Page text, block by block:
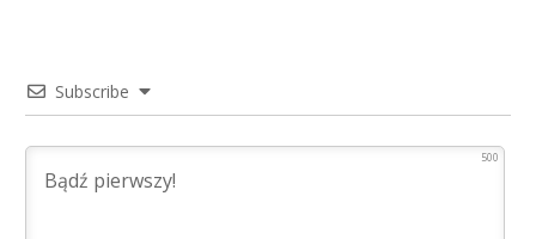
Subscribe
500